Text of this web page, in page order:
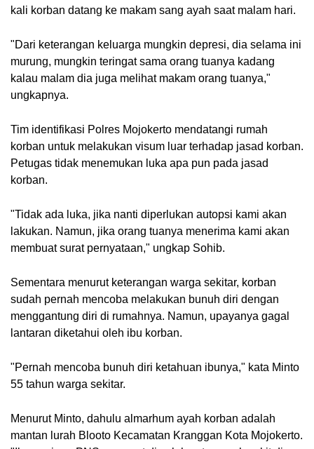
kali korban datang ke makam sang ayah saat malam hari.
"Dari keterangan keluarga mungkin depresi, dia selama ini
murung, mungkin teringat sama orang tuanya kadang
kalau malam dia juga melihat makam orang tuanya,"
ungkapnya.
Tim identifikasi Polres Mojokerto mendatangi rumah
korban untuk melakukan visum luar terhadap jasad korban.
Petugas tidak menemukan luka apa pun pada jasad
korban.
"Tidak ada luka, jika nanti diperlukan autopsi kami akan
lakukan. Namun, jika orang tuanya menerima kami akan
membuat surat pernyataan," ungkap Sohib.
Sementara menurut keterangan warga sekitar, korban
sudah pernah mencoba melakukan bunuh diri dengan
menggantung diri di rumahnya. Namun, upayanya gagal
lantaran diketahui oleh ibu korban.
"Pernah mencoba bunuh diri ketahuan ibunya," kata Minto
55 tahun warga sekitar.
Menurut Minto, dahulu almarhum ayah korban adalah
mantan lurah Blooto Kecamatan Kranggan Kota Mojokerto.